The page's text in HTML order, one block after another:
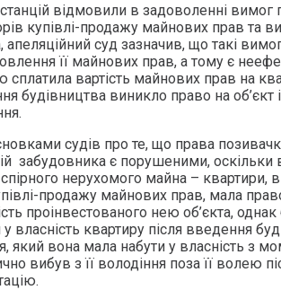
відмовили в задоволенні вимог
купівлі-продажу майнових прав та
апеляційний суд зазначив, що такі
її майнових прав, а тому є
сплатила вартість майнових прав на
будівництва виникло право на об’єкт
судів про те, що права
забудовника є порушеними, оскільки
нерухомого майна – квартири,
продажу майнових прав, мала
проінвестованого нею об’єкта,
власність квартиру після введення
який вона мала набути у власність з
вибув з її володіння поза її волею